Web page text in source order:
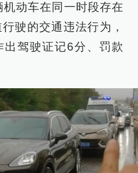
动车在同一时段存在
驶的交通违法行为，
出驾驶证记6分、罚款